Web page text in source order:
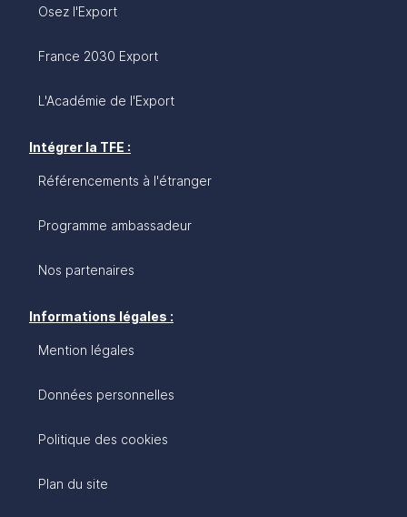
Osez l'Export
France 2030 Export
L'Académie de l'Export
Intégrer la TFE :
Référencements à l'étranger
Programme ambassadeur
Nos partenaires
Informations légales :
Mention légales
Données personnelles
Politique des cookies
Plan du site